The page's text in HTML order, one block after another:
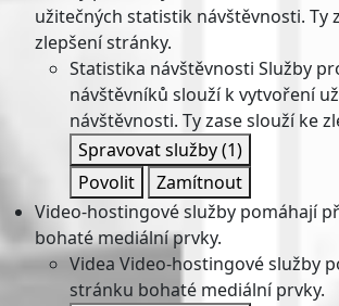
užitečných statistik návštěvnosti. Ty
zlepšení stránky.
Statistika návštěvnosti Služby
návštěvníků slouží k vytvoření
návštěvnosti. Ty zase slouží ke
Spravovat služby(1)
Povolit
Zamítnout
Video-hostingové služby pomáhají
bohaté mediální prvky.
Videa Video-hostingové služby
stránku bohaté mediální prvky.